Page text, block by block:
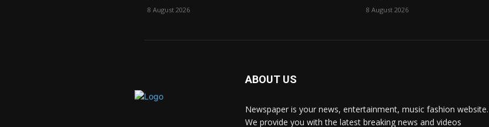
8 August 2026 8 August 2026
ABOUT US
Newspaper is your news, entertainment, music fashion website.
We provide you with the latest breaking news and videos